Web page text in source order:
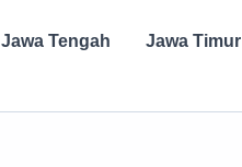
Jawa Tengah Jawa Timur